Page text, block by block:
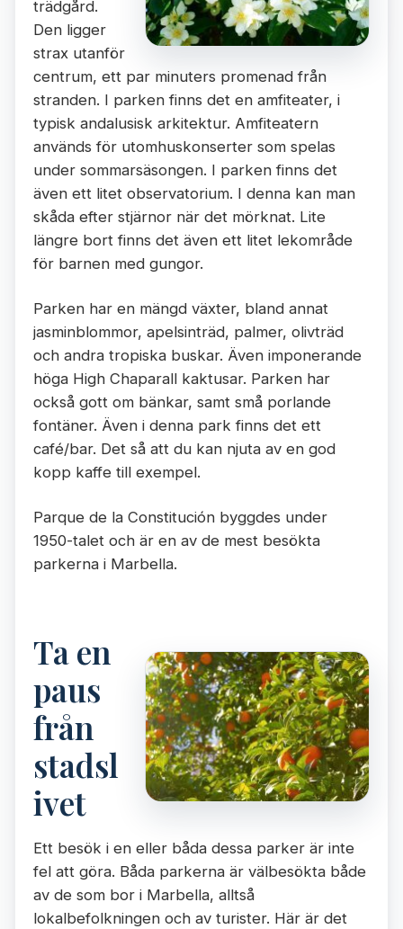
trädgård.
Den ligger
strax utanför
centrum, ett par minuters promenad från
stranden. I parken finns det en amfiteater, i
typisk andalusisk arkitektur. Amfiteatern
används för utomhuskonserter som spelas
under sommarsäsongen. I parken finns det
även ett litet observatorium. I denna kan man
skåda efter stjärnor när det mörknat. Lite
längre bort finns det även ett litet lekområde
för barnen med gungor.
Parken har en mängd växter, bland annat
jasminblommor, apelsinträd, palmer, olivträd
och andra tropiska buskar. Även imponerande
höga High Chaparall kaktusar. Parken har
också gott om bänkar, samt små porlande
fontäner. Även i denna park finns det ett
café/bar. Det så att du kan njuta av en god
kopp kaffe till exempel.
Parque de la Constitución byggdes under
1950-talet och är en av de mest besökta
parkerna i Marbella.
Ta en
paus
från
stadsl
ivet
Ett besök i en eller båda dessa parker är inte
fel att göra. Båda parkerna är välbesökta både
av de som bor i Marbella, alltså
lokalbefolkningen och av turister. Här är det